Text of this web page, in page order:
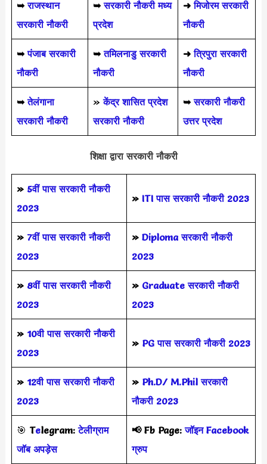
➥ राजस्थान
सरकारी नौकरी
➥सरकारी नौकरी मध्य
प्रदेश
➜मिजोरम सरकारी
नौकरी
➥ पंजाब सरकारी
नौकरी
➥ तमिलनाडु सरकारी
नौकरी
➜ त्रिपुरा सरकारी
नौकरी
➥तेलंगाना
सरकारी नौकरी
»केंद्र शासित प्रदेश
सरकारी नौकरी
➥ सरकारी नौकरी
उत्तर प्रदेश
शिक्षा द्वारा सरकारी नौकरी
» 5वीं पास सरकारी नौकरी
2023
» ITI पास सरकारी नौकरी 2023
» 7वीं पास सरकारी नौकरी
2023
» Diploma सरकारी नौकरी
2023
» 8वीं पास सरकारी नौकरी
2023
» Graduate सरकारी नौकरी
2023
» 10वी पास सरकारी नौकरी
2023
» PG पास सरकारी नौकरी 2023
» 12वी पास सरकारी नौकरी
2023
» Ph.D/ M.Phil सरकारी
नौकरी 2023
🎯 Telegram: टेलीग्राम
जॉब अपड़ेस
📢 Fb Page:जॉइन Facebook
ग्रुप